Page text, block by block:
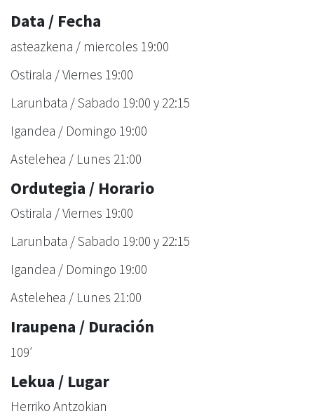
Data / Fecha
asteazkena / miercoles 19:00
Ostirala / Viernes 19:00
Larunbata / Sabado 19:00 y 22:15
Igandea / Domingo 19:00
Astelehea / Lunes 21:00
Ordutegia / Horario
Ostirala / Viernes 19:00
Larunbata / Sabado 19:00 y 22:15
Igandea / Domingo 19:00
Astelehea / Lunes 21:00
Iraupena / Duración
109′
Lekua / Lugar
Herriko Antzokian